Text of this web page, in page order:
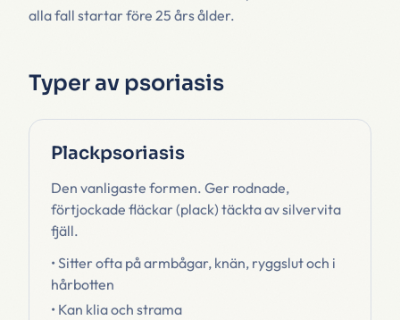
alla fall startar före 25 års ålder.
Typer av psoriasis
Plackpsoriasis
Den vanligaste formen. Ger rodnade,
förtjockade fläckar (plack) täckta av silvervita
fjäll.
• Sitter ofta på armbågar, knän, ryggslut och i
hårbotten
• Kan klia och strama